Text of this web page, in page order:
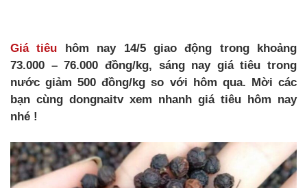
Giá tiêu hôm nay 14/5 giao động trong khoảng
73.000 – 76.000 đồng/kg, sáng nay giá tiêu trong
nước giảm 500 đồng/kg so với hôm qua. Mời các
bạn cùng dongnaitv xem nhanh giá tiêu hôm nay
nhé !